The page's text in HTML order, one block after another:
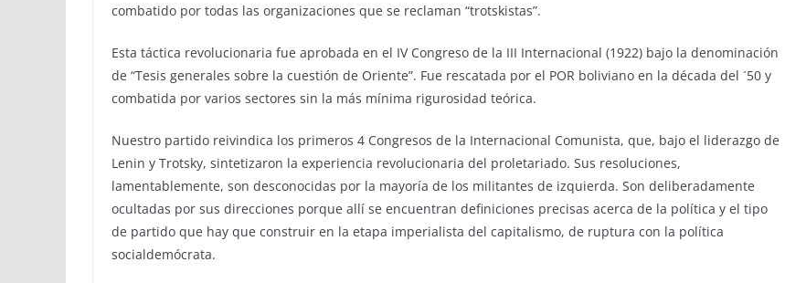
combatido por todas las organizaciones que se reclaman “trotskistas”.
Esta táctica revolucionaria fue aprobada en el IV Congreso de la III Internacional (1922) bajo la denominación
de “Tesis generales sobre la cuestión de Oriente”. Fue rescatada por el POR boliviano en la década del ´50 y
combatida por varios sectores sin la más mínima rigurosidad teórica.
Nuestro partido reivindica los primeros 4 Congresos de la Internacional Comunista, que, bajo el liderazgo de
Lenin y Trotsky, sintetizaron la experiencia revolucionaria del proletariado. Sus resoluciones,
lamentablemente, son desconocidas por la mayoría de los militantes de izquierda. Son deliberadamente
ocultadas por sus direcciones porque allí se encuentran definiciones precisas acerca de la política y el tipo
de partido que hay que construir en la etapa imperialista del capitalismo, de ruptura con la política
socialdemócrata.